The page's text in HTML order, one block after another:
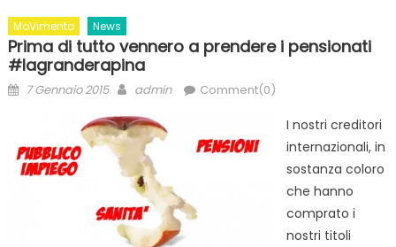
MoVimento News
Prima di tutto vennero a prendere i pensionati
#lagranderapina
Posted
7 Gennaio 2015 Author
admin Comment(0)
I nostri creditori
internazionali, in
sostanza coloro
che hanno
comprato i
nostri titoli